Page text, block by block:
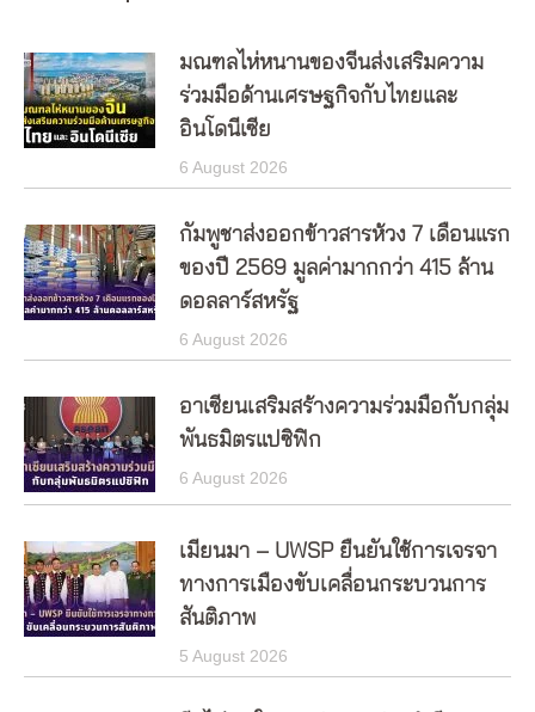
มณฑลไห่หนานของจีนส่งเสริมความ
ร่วมมือด้านเศรษฐกิจกับไทยและ
อินโดนีเซีย
6 August 2026
กัมพูชาส่งออกข้าวสารห้วง 7 เดือนแรก
ของปี 2569 มูลค่ามากกว่า 415 ล้าน
ดอลลาร์สหรัฐ
6 August 2026
อาเซียนเสริมสร้างความร่วมมือกับกลุ่ม
พันธมิตรแปซิฟิก
6 August 2026
เมียนมา – UWSP ยืนยันใช้การเจรจา
ทางการเมืองขับเคลื่อนกระบวนการ
สันติภาพ
5 August 2026